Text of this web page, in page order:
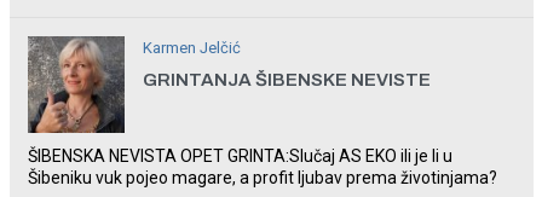
Karmen Jelčić
GRINTANJA ŠIBENSKE NEVISTE
ŠIBENSKA NEVISTA OPET GRINTA:Slučaj AS EKO ili je li u
Šibeniku vuk pojeo magare, a profit ljubav prema životinjama?